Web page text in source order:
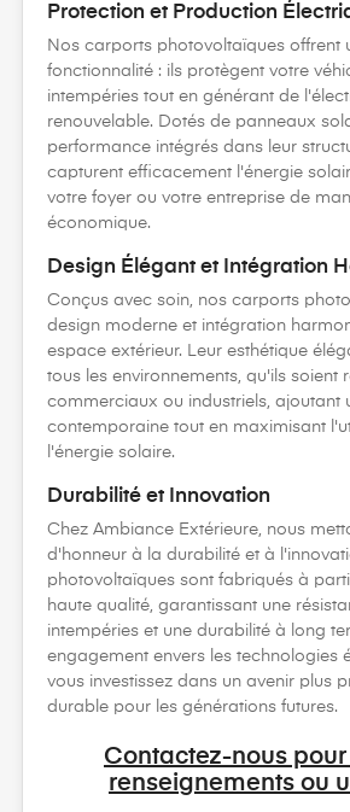
Protection et Production
Nos carports photovoltaïques offrent
fonctionnalité : ils protègent votre
intempéries tout en générant de
renouvelable. Dotés de panneaux
performance intégrés dans leur
capturent efficacement l'énergie
votre foyer ou votre entreprise de
économique.
Design Élégant et Intégration
Conçus avec soin, nos carports
design moderne et intégration
espace extérieur. Leur esthétique
tous les environnements, qu'ils soient
commerciaux ou industriels, ajoutant
contemporaine tout en maximisant
l'énergie solaire.
Durabilité et Innovation
Chez Ambiance Extérieure, nous
d'honneur à la durabilité et à
photovoltaïques sont fabriqués à
haute qualité, garantissant une
intempéries et une durabilité à long
engagement envers les technologies
vous investissez dans un avenir plus
durable pour les générations futures.
Contactez-nous
renseignements ou